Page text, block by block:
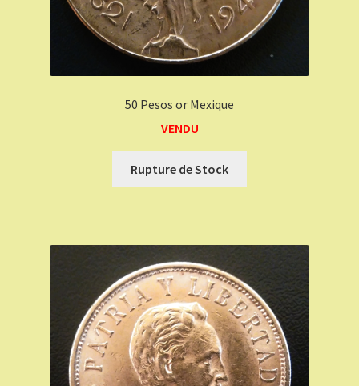
50 Pesos or Mexique
VENDU
Rupture de Stock